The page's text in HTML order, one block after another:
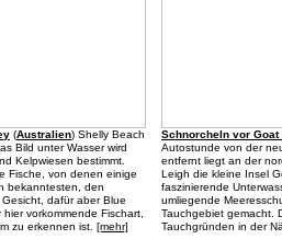
(Australien) Shelly Beach
Bild unter Wasser wird
Kelpwiesen bestimmt.
Fische, von denen einige
bekanntesten, den
dafür aber Blue
vorkommende Fischart,
zu erkennen ist. [mehr]
Schnorcheln vor Goat
Autostunde von der
entfernt liegt an der
Leigh die kleine Insel
faszinierende
umliegende
Tauchgebiet gemacht.
Tauchgründen in der